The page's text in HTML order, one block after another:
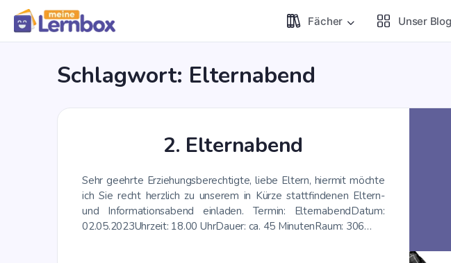
Fächer Unser Blog
Schlagwort: Elternabend
2. Eltern­abend
Sehr geehr­te Erzie­hungs­be­rech­tig­te, lie­be Eltern, hier­mit möch­te
ich Sie recht herz­lich zu unse­rem in Kür­ze statt­fin­de­nen Eltern-
und Infor­ma­ti­ons­abend ein­la­den. Ter­min: Eltern­abendDatum:
02.05.2023Uhr­zeit: 18.00 UhrDau­er: ca. 45 Minu­tenRaum: 306…